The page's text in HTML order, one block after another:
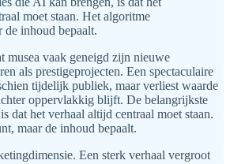
moet staan. Het algoritme
de inhoud bepaalt.
musea vaak geneigd zijn nieuwe
als prestigeprojecten. Een spectaculaire
tijdelijk publiek, maar verliest waarde
oppervlakkig blijft. De belangrijkste
dat het verhaal altijd centraal moet staan.
maar de inhoud bepaalt.
Een sterk verhaal vergroot